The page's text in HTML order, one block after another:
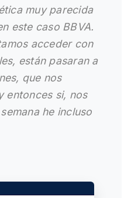
muy parecida
este caso BBVA.
acceder con
están pasaran a
que nos
entonces si, nos
he incluso